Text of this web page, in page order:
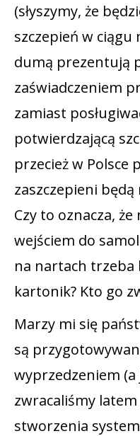
(słyszymy, że
szczepień w ciągu
dumą prezentują
zaświadczeniem
zamiast
potwierdzającą
przecież w Polsce
zaszczepieni
Czy to oznacza,
wejściem do
na nartach trzeba
kartonik? Kto go
Marzy mi się
są
wyprzedzeniem
zwracaliśmy
stworzenia